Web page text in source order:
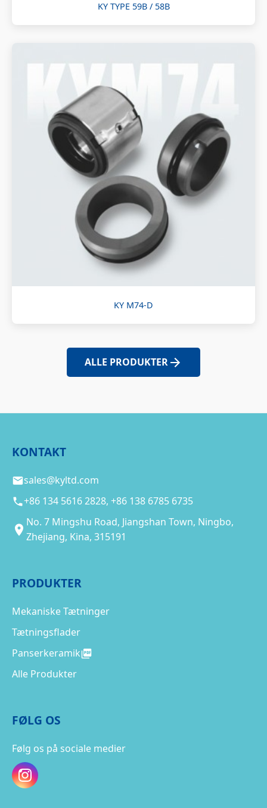
KY TYPE 59B / 58B
KY M74-D
ALLE PRODUKTER
KONTAKT
sales@kyltd.com
+86 134 5616 2828, +86 138 6785 6735
No. 7 Mingshu Road, Jiangshan Town, Ningbo,
Zhejiang, Kina, 315191
PRODUKTER
Mekaniske Tætninger
Tætningsflader
Panserkeramik
Alle Produkter
FØLG OS
Følg os på sociale medier